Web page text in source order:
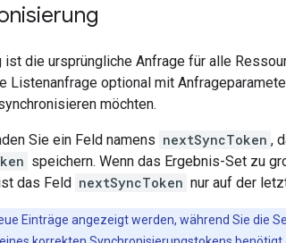
ist die ursprüngliche Anfrage für alle
Listenanfrage optional mit
möchten.
Sie ein Feld namens nextSyncToken ,
speichern. Wenn das Ergebnis-Set zu
das Feld nextSyncToken nur auf der
Einträge angezeigt werden, während Sie die